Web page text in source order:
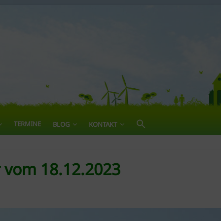
TERMINE BLOG KONTAKT
18.12.2023